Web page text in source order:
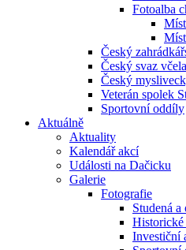
Fotoalba
Český
Český svaz
Český
Veterán spolek
Sportovní oddíly
Aktuálně
Aktuality
Kalendář akcí
Události na Dačicku
Galerie
Fotografie
Studená
Historické
Investiční